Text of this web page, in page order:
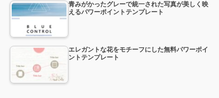
青みがかったグレーで統一された写真が美しく映
えるパワーポイントテンプレート
エレガントな花をモチーフにした無料パワーポイ
ントテンプレート